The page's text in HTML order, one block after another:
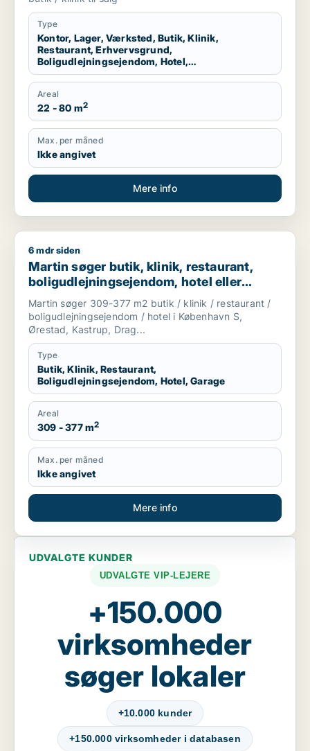
København K, Vesterbro eller
Frederiksberg m.fl.
Type
Kontor, Lager, Værksted, Butik, Klinik,
Restaurant, Erhvervsgrund,
Boligudlejningsejendom, Hotel,
Produktionslokaler, Garage
Areal
22 - 80 m2
Max. per måned
Ikke angivet
Mere info
Martin søger butik, klinik, restaurant,
6 mdr siden
Martin søger butik, klinik, restaurant,
boligudlejningsejendom, hotel eller
garage til salg i Amager
Martin søger 309-377 m2 butik / klinik / restaurant /
boligudlejningsejendom / hotel i København S,
Ørestad, Kastrup, Drag...
Type
Butik, Klinik, Restaurant,
Boligudlejningsejendom, Hotel, Garage
Areal
309 - 377 m2
Max. per måned
Ikke angivet
Mere info
UDVALGTE KUNDER
UDVALGTE VIP-LEJERE
+150.000
virksomheder
søger lokaler
+10.000 kunder
+150.000 virksomheder i databasen